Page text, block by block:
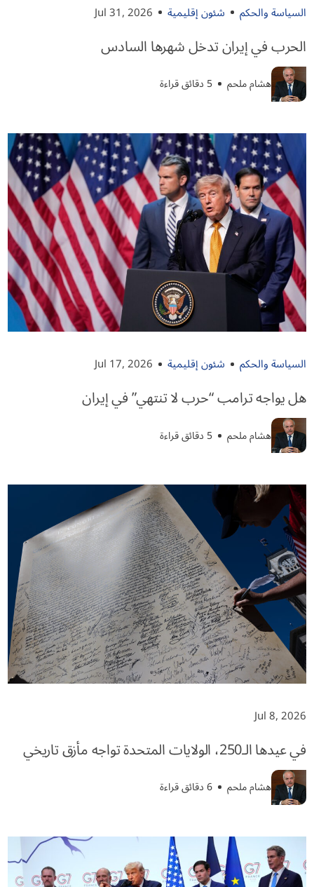
السياسة والحكم شئون إقليمية Jul 31, 2026
الحرب في إيران تدخل شهرها السادس
هشام ملحم 5 دقائق قراءة
السياسة والحكم شئون إقليمية Jul 17, 2026
هل يواجه ترامب “حرب لا تنتهي” في إيران
هشام ملحم 5 دقائق قراءة
Jul 8, 2026
في عيدها الـ250، الولايات المتحدة تواجه مأزق تاريخي
هشام ملحم 6 دقائق قراءة